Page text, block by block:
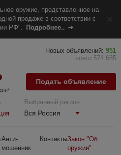
оружие, представленное на
продаже в соответствии с
РФ".
Подробнее..
Выбранный регион
Вся Россия
Анти-
мошенник
КонтактыЗакон "Об
оружии"
Новых объявлений: 951
всего 574 685
Подать объявление